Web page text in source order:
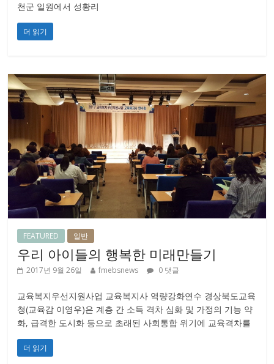
천군 일원에서 성황리
더 읽기
FEATURED 일반
우리 아이들의 행복한 미래만들기
2017년 9월 26일 fmebsnews 0 댓글
교육복지우선지원사업 교육복지사 역량강화연수 경상북도교육
청(교육감 이영우)은 계층 간 소득 격차 심화 및 가정의 기능 약
화, 급격한 도시화 등으로 초래된 사회통합 위기에 교육격차를
더 읽기